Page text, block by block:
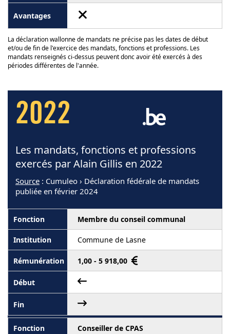
La déclaration wallonne de mandats ne précise pas les dates de début
et/ou de fin de l'exercice des mandats, fonctions et professions. Les
mandats renseignés ci-dessus peuvent donc avoir été exercés à des
périodes différentes de l'année.
2022
Les mandats, fonctions et professions
exercés par Alain Gillis en 2022
Source : Cumuleo › Déclaration fédérale de mandats
publiée en février 2024
Membre du conseil communal
Commune de Lasne
1,00 - 5 918,00
Conseiller de CPAS